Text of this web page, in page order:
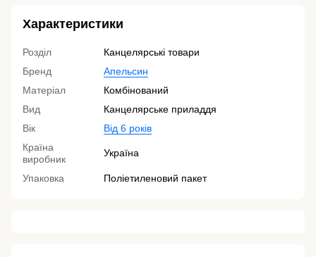
Характеристики
Розділ
Канцелярські товари
Бренд
Апельсин
Матеріал
Комбінований
Вид
Канцелярське приладдя
Вік
Від 6 років
Країна
виробник
Україна
Упаковка Поліетиленовий пакет